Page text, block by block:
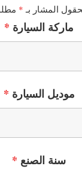
المشار بـ *
ماركة السيارة *
موديل السيارة *
سنة الصنع *